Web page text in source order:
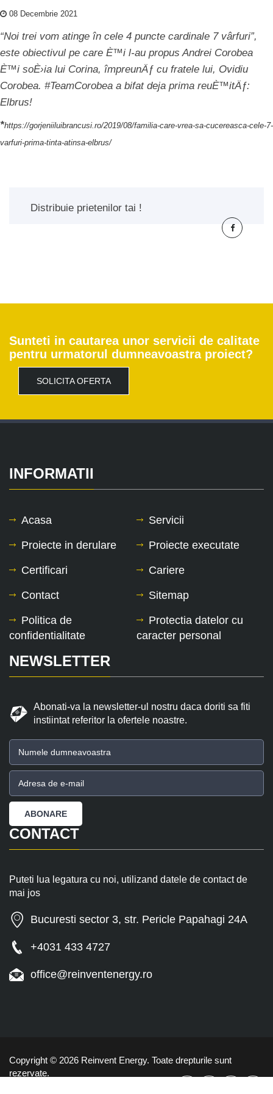
08 Decembrie 2021
“Noi trei vom atinge în cele 4 puncte cardinale 7 vârfuri”,
este obiectivul pe care È™i l-au propus Andrei Corobea
È™i soÈ›ia lui Corina, împreunÄƒ cu fratele lui, Ovidiu
Corobea. #TeamCorobea a bifat deja prima reuÈ™itÄƒ:
Elbrus!
*https://gorjeniiluibrancusi.ro/2019/08/familia-care-vrea-sa-cucereasca-cele-7-
varfuri-prima-tinta-atinsa-elbrus/
Distribuie prietenilor tai !
Sunteti in cautarea unor servicii de calitate
pentru urmatorul dumneavoastra proiect?
SOLICITA OFERTA
INFORMATII
Acasa Servicii
Proiecte in derulare Proiecte executate
Certificari Cariere
Contact Sitemap
Politica de
confidentialitate
Protectia datelor cu
caracter personal
NEWSLETTER
Abonati-va la newsletter-ul nostru daca doriti sa fiti
instiintat referitor la ofertele noastre.
CONTACT
Puteti lua legatura cu noi, utilizand datele de contact de
mai jos
Bucuresti sector 3, str. Pericle Papahagi 24A
+4031 433 4727
office@reinventenergy.ro
Copyright © 2026 Reinvent Energy. Toate drepturile sunt
rezervate.